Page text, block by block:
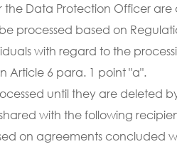
Data Protection Officer are
processed based on
with regard to the
Article 6 para. 1 point "a".
until they are deleted
with the following
on agreements concluded